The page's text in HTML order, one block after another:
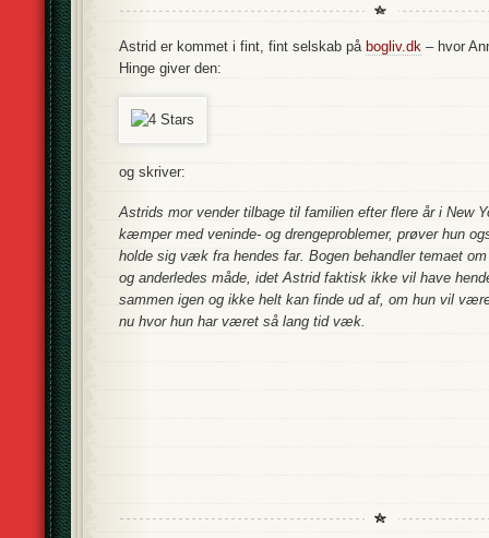
Astrid er kommet i fint, fint selskab på bogliv.dk – hvor
Hinge giver den:
og skriver:
Astrids mor vender tilbage til familien efter flere år i New
kæmper med veninde- og drengeproblemer, prøver hun
holde sig væk fra hendes far. Bogen behandler temaet
og anderledes måde, idet Astrid faktisk ikke vil have
sammen igen og ikke helt kan finde ud af, om hun vil
nu hvor hun har været så lang tid væk.